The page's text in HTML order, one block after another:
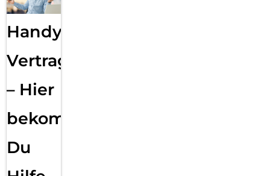
Handy
Vertragsabwicklung
– Hier
bekommst
Du